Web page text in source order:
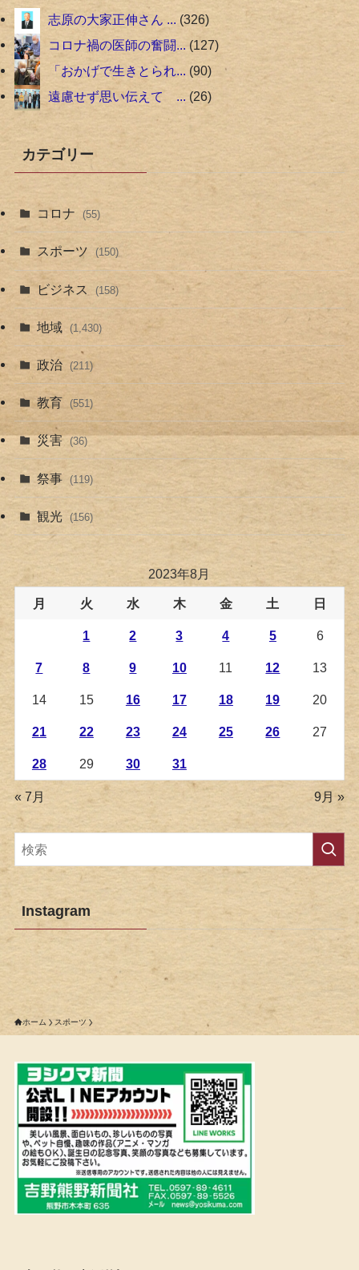
志原の大家正伸さん ... 326
コロナ禍の医師の奮闘... 127
「おかげで生きとられ... 90
遠慮せず思い伝えて ... 26
カテゴリー
コロナ (55)
スポーツ (150)
ビジネス (158)
地域 (1,430)
政治 (211)
教育 (551)
災害 (36)
祭事 (119)
観光 (156)
2023年8月
月 火 水 木 金 土 日
1 2 3 4 5 6
7 8 9 10 11 12 13
14 15 16 17 18 19 20
21 22 23 24 25 26 27
28 29 30 31
« 7月 9月 »
Instagram
ホーム スポーツ